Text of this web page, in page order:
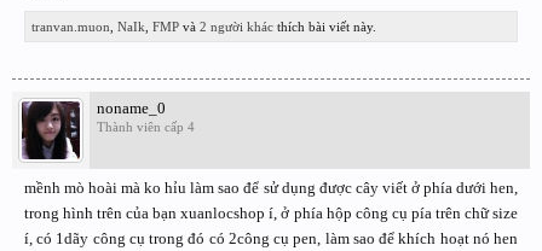
tranvan.muon NaIk FMP và 2 người khác thích bài viết này.
noname_0
Thành viên cấp 4
mềnh mò hoài mà ko hỉu làm sao để sử dụng được cây viết ở phía dưới hen,
trong hình trên của bạn xuanlocshop í, ở phía hộp công cụ pía trên chữ size
í, có 1dãy công cụ trong đó có 2công cụ pen, làm sao để khích hoạt nó hen